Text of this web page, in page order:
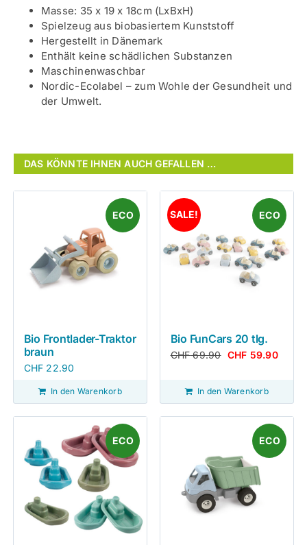
Masse: 35 x 19 x 18cm (LxBxH)
Spielzeug aus biobasiertem Kunststoff
Hergestellt in Dänemark
Enthält keine schädlichen Substanzen
Maschinenwaschbar
Nordic-Ecolabel – zum Wohle der Gesundheit und
der Umwelt.
DAS KÖNNTE IHNEN AUCH GEFALLEN …
ECO
Bio Frontlader-Traktor
braun
CHF 22.90
In den Warenkorb
SALE! ECO
Bio FunCars 20 tlg.
CHF69.90 CHF 59.90
In den Warenkorb
ECO ECO